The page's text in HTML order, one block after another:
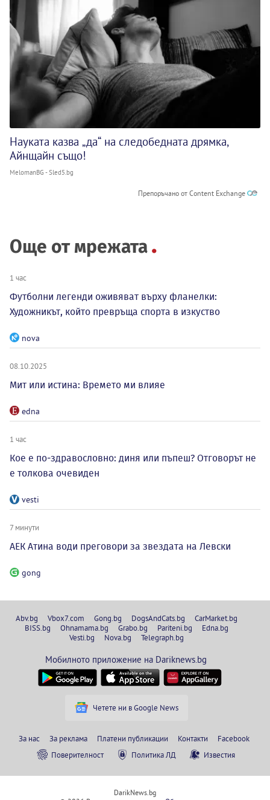
Науката казва „да“ на следобедната дрямка,
Айнщайн също!
MelomanBG - Sled5.bg
Препоръчано от Content Exchange
Още от мрежата
1 час
Футболни легенди оживяват върху фланелки:
Художникът, който превръща спорта в изкуство
nova
08.10.2025
Мит или истина: Времето ми влияе
edna
1 час
Кое е по-здравословно: диня или пъпеш? Отговорът не
е толкова очевиден
vesti
7 минути
АЕК Атина води преговори за звездата на Левски
gong
Abv.bg Vbox7.com Gong.bg DogsAndCats.bg
CarMarket.bg
BISS.bg
Ohnamama.bg Grabo.bg Pariteni.bg
Edna.bg
Vesti.bg
Nova.bg Telegraph.bg
Мобилното приложение на Dariknews.bg
Четете ни в Google News
За нас За реклама Платени публикации Контакти
Facebook
Поверителност
Политика ЛД Известия
DarikNews.bg